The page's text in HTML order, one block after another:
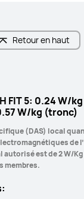
Retour en haut
FIT 5: 0.24 W/
W/kg (tronc)
(DAS) local
de
autorisé est de 2 W/
membres.